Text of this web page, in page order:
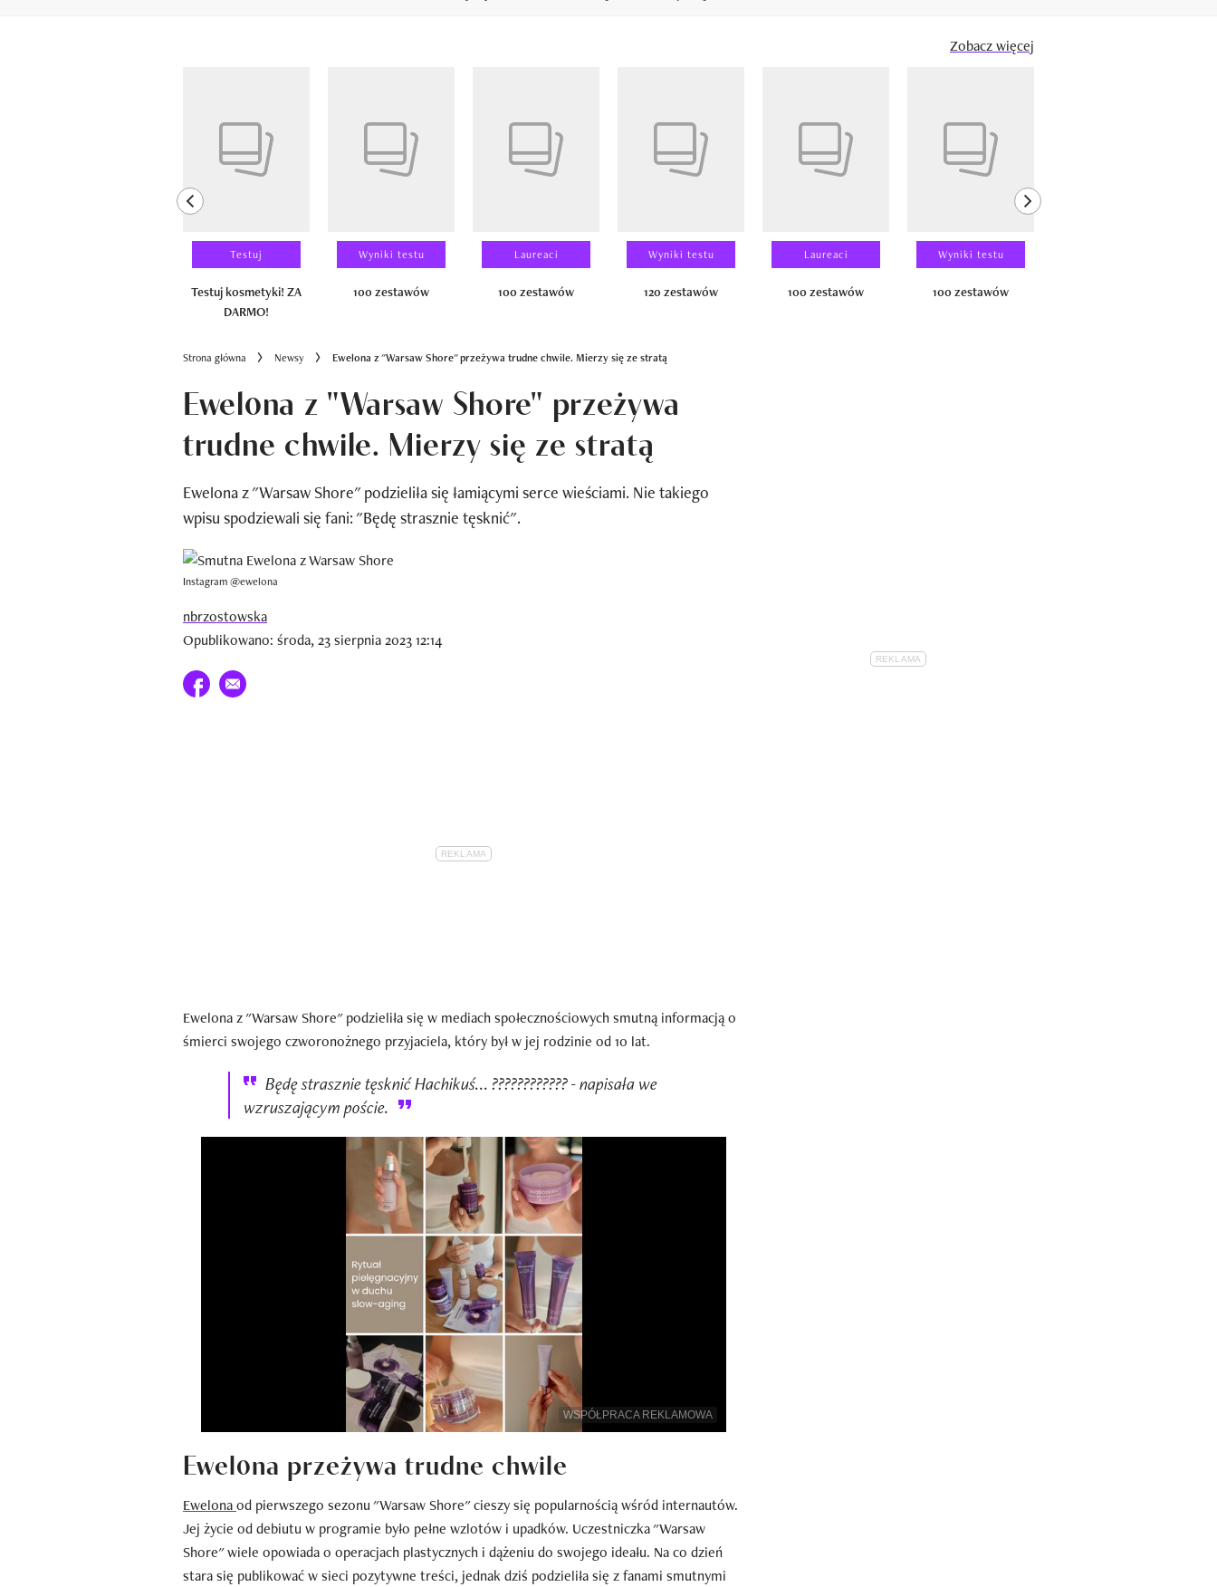
Zobacz więcej
previous element
Testuj
Testuj kosmetyki! ZA
DARMO!
Wyniki testu
100 zestawów
Laureaci
100 zestawów
Wyniki testu
120 zestawów
Laureaci
100 zestawów
Wyniki testu
100 zestawów
next element
Strona główna Newsy Ewel0na z "Warsaw Shore" przeżywa trudne chwile. Mierzy się ze stratą
Ewel0na z "Warsaw Shore" przeżywa
trudne chwile. Mierzy się ze stratą
Ewel0na z "Warsaw Shore" podzieliła się łamiącymi serce wieściami. Nie takiego
wpisu spodziewali się fani: "Będę strasznie tęsknić".
Instagram @ewel0na
nbrzostowska
Opublikowano: środa, 23 sierpnia 2023 12:14
Udostępnij na facebook
E-mail do przyjaciela
Ewel0na z "Warsaw Shore" podzieliła się w mediach społecznościowych smutną informacją o
śmierci swojego czworonożnego przyjaciela, który był w jej rodzinie od 10 lat.
Będę strasznie tęsknić Hachikuś... ???????????? - napisała we
wzruszającym poście.
WSPÓŁPRACA REKLAMOWA
Ewel0na przeżywa trudne chwile
Ewel0naod pierwszego sezonu "Warsaw Shore" cieszy się popularnością wśród internautów.
Jej życie od debiutu w programie było pełne wzlotów i upadków. Uczestniczka "Warsaw
Shore" wiele opowiada o operacjach plastycznych i dążeniu do swojego ideału. Na co dzień
stara się publikować w sieci pozytywne treści, jednak dziś podzieliła się z fanami smutnymi